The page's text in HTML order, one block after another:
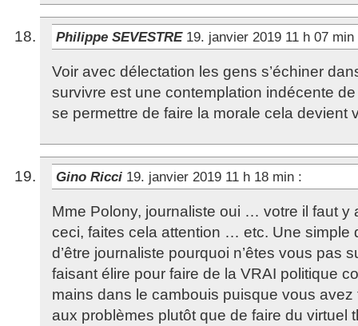
Philippe SEVESTRE 19. janvier 2019 11 h 07 min
Voir avec délectation les gens s’échiner
survivre est une contemplation indécente
se permettre de faire la morale cela devient
Gino Ricci 19. janvier 2019 11 h 18 min :
Mme Polony, journaliste oui … votre il faut y
ceci, faites cela attention … etc. Une simple
d’être journaliste pourquoi n’êtes vous pas
faisant élire pour faire de la VRAI politique
mains dans le cambouis puisque vous
aux problèmes plutôt que de faire du virtuel